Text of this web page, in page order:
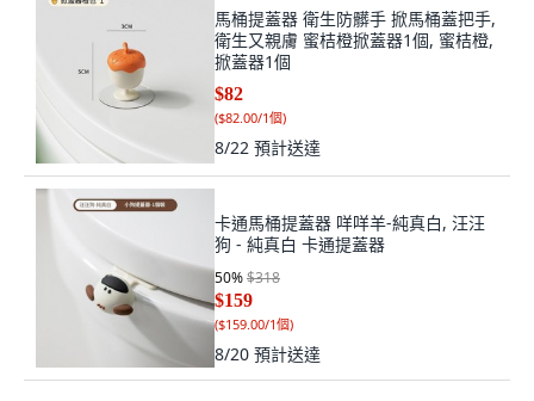
馬桶提蓋器 衛生防髒手 掀馬桶蓋把手,
衛生又親膚 蜜桔橙掀蓋器1個, 蜜桔橙,
掀蓋器1個
$82
($82.00/1個)
8/22 預計送達
卡通馬桶提蓋器 咩咩羊-純真白, 汪汪
狗 - 純真白 卡通提蓋器
50%$318
$159
($159.00/1個)
8/20 預計送達